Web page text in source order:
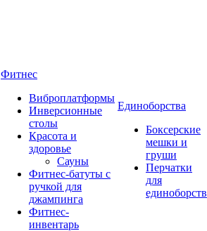
Фитнес
Виброплатформы
Инверсионные
столы
Красота и
здоровье
Сауны
Фитнес-батуты с
ручкой для
джампинга
Фитнес-
инвентарь
Единоборства
Боксерские
мешки и
груши
Перчатки
для
единоборств